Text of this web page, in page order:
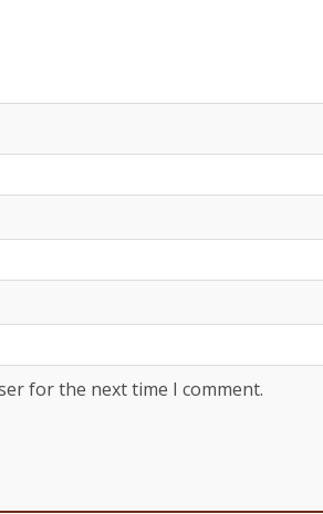
for the next time I comment.